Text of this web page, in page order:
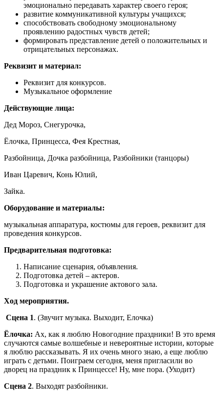
эмоционально передавать характер своего героя;
развитие коммуникативной культуры учащихся;
способствовать свободному эмоциональному
проявлению радостных чувств детей;
формировать представление детей о положительных и
отрицательных персонажах.
Реквизит и материал:
Реквизит для конкурсов.
Музыкальное оформление
Действующие лица:
Дед Мороз, Снегурочка,
Ёлочка, Принцесса, Фея Крестная,
Разбойница, Дочка разбойница, Разбойники (танцоры)
Иван Царевич, Конь Юлий,
Зайка.
Оборудование и материалы:
музыкальная аппаратура, костюмы для героев, реквизит для
проведения конкурсов.
Предварительная подготовка:
Написание сценария, объявления.
Подготовка детей – актеров.
Подготовка и украшение актового зала.
Ход мероприятия.
Сцена 1. (Звучит музыка. Выходит, Елочка)
Ёлочка: Ах, как я люблю Новогодние праздники! В это время
случаются самые волшебные и невероятные истории, которые
я люблю рассказывать. Я их очень много знаю, а еще люблю
играть с детьми. Поиграем сегодня, меня пригласили во
дворец на праздник к Принцессе! Ну, мне пора. (Уходит)
Сцена 2. Выходят разбойники.